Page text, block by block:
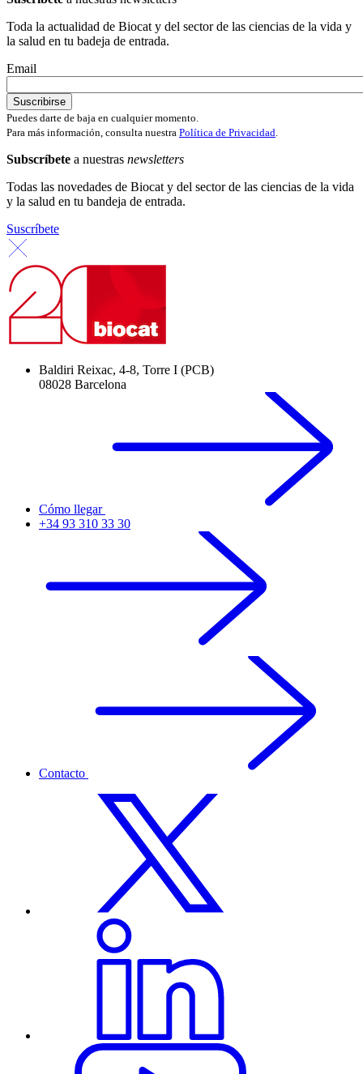
Toda la actualidad de Biocat y del sector de las ciencias de la vida y
la salud en tu badeja de entrada.
Email
Puedes darte de baja en cualquier momento.
Para más información, consulta nuestra Política de Privacidad.
Subscríbete a nuestras newsletters
Todas las novedades de Biocat y del sector de las ciencias de la vida
y la salud en tu bandeja de entrada.
Suscríbete
Baldiri Reixac, 4-8, Torre I (PCB)
08028 Barcelona
Cómo llegar
+34 93 310 33 30
Contacto